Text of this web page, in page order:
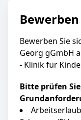
Bewerben
Bewerben Sie
Georg gGmbH
- Klinik für
Bitte prüfen